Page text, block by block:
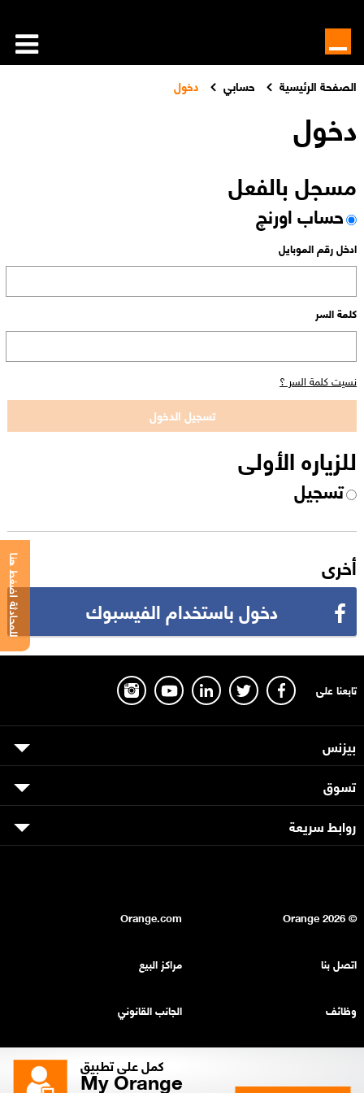
كمل على تطبيق
My Orange
الصفحة الرئيسية حسابي دخول
دخول
مسجل بالفعل
حساب اورنچ
ادخل رقم الموبايل
كلمة السر
نسيت كلمة السر ؟
للزياره الأولى
تسجيل
أخرى
دخول باستخدام الفيسبوك
للمحادثة اضغط هنا
تابعنا على
بيزنس
تسوق
روابط سريعة
© Orange
2026
Orange.com
اتصل بنا مراكز البيع
وظائف الجانب القانوني